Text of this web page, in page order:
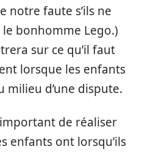
notre faute s’ils ne
bonhomme Lego.)
sur ce qu’il faut
lorsque les enfants
d’une dispute.
de réaliser
enfants ont lorsqu’ils